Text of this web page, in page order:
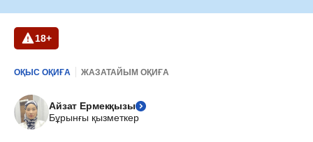
18+
ОҚЫС ОҚИҒА ЖАЗАТАЙЫМ ОҚИҒА
Айзат Ермекқызы
Бұрынғы қызметкер